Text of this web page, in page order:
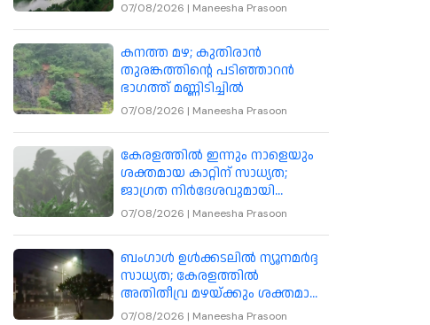
07/08/2026 | Maneesha Prasoon
കനത്ത മഴ; കുതിരാൻ
തുരങ്കത്തിന്റെ പടിഞ്ഞാറൻ
ഭാഗത്ത് മണ്ണിടിച്ചിൽ
07/08/2026 | Maneesha Prasoon
കേരളത്തിൽ ഇന്നും നാളെയും
ശക്തമായ കാറ്റിന് സാധ്യത;
ജാഗ്രത നിർദേശവുമായി
കാലാവസ്ഥ വകുപ്പ്
07/08/2026 | Maneesha Prasoon
ബംഗാൾ ഉൾക്കടലിൽ ന്യൂനമർദ്ദ
സാധ്യത; കേരളത്തിൽ
അതിതീവ്ര മഴയ്ക്കും ശക്തമായ
കാറ്റിനും മുന്നറിയിപ്പ്
07/08/2026 | Maneesha Prasoon